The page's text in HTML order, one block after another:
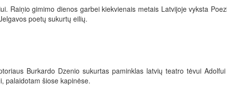
Raiņio gimimo dienos garbei kiekvienais metais Latvijoje vyksta
poetų sukurtų eilių.
Burkardo Dzenio sukurtas paminklas latvių teatro tėvui
palaidotam šiose kapinėse.